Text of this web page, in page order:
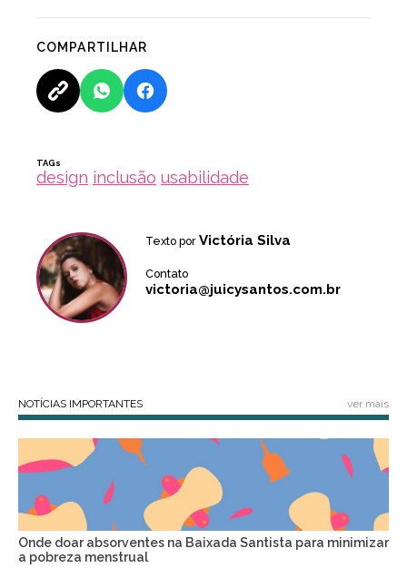
COMPARTILHAR
TAGs
design inclusão usabilidade
Texto por Victória Silva
Contato
victoria@juicysantos.com.br
NOTÍCIAS IMPORTANTES ver mais
Onde doar absorventes na Baixada Santista para minimizar
a pobreza menstrual